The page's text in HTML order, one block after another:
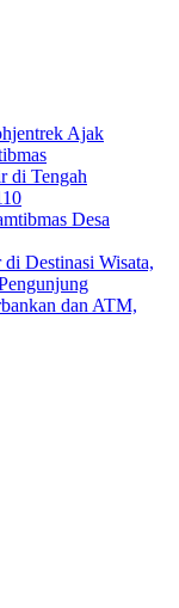
Ajak
di Tengah
Desa
di Destinasi Wisata,
dan ATM,